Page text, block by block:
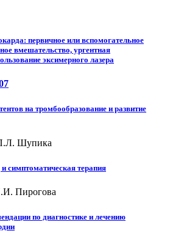
первичное или вспомогательное
вмешательство, ургентная
эксимерного лазера
на тромбообразование и развитие
Шупика
симптоматическая терапия
Пирогова
по диагностике и лечению